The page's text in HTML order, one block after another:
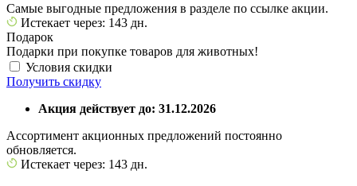
Самые выгодные предложения в разделе по ссылке акции.
Истекает через: 143 дн.
Подарок
Подарки при покупке товаров для животных!
Условия скидки
Получить скидку
Акция действует до: 31.12.2026
Ассортимент акционных предложений постоянно
обновляется.
Истекает через: 143 дн.